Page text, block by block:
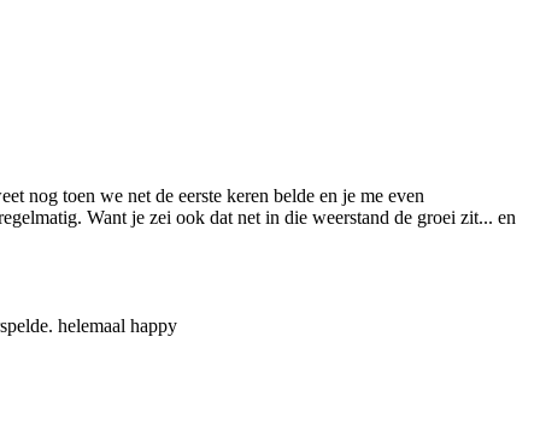
nog toen we net de eerste keren belde en je me even
Want je zei ook dat net in die weerstand de groei zit... en
helemaal happy